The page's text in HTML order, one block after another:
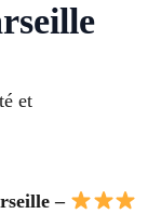
et
–